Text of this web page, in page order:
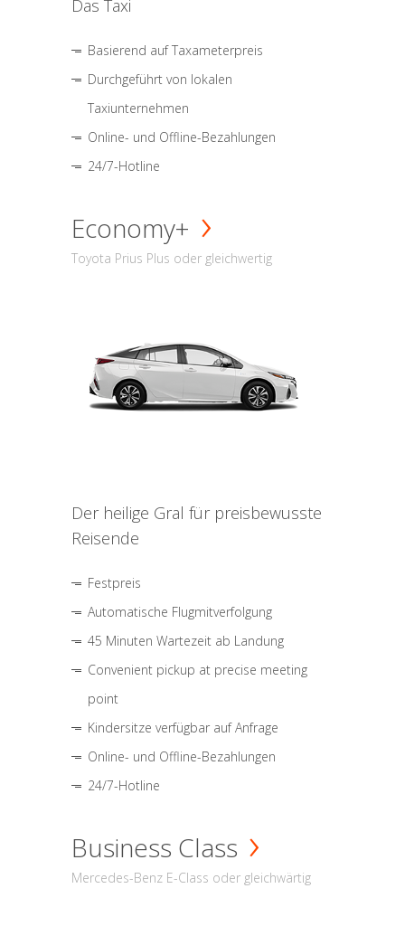
Das Taxi
Basierend auf Taxameterpreis
Durchgeführt von lokalen
Taxiunternehmen
Online- und Offline-Bezahlungen
24/7-Hotline
Economy+
Toyota Prius Plus oder gleichwertig
Der heilige Gral für preisbewusste
Reisende
Festpreis
Automatische Flugmitverfolgung
45 Minuten Wartezeit ab Landung
Convenient pickup at precise meeting
point
Kindersitze verfügbar auf Anfrage
Online- und Offline-Bezahlungen
24/7-Hotline
Business Class
Mercedes-Benz E-Class oder gleichwärtig